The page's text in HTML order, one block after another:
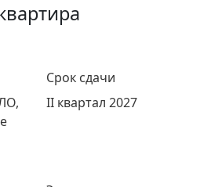
Срок сдачи
II квартал 2027